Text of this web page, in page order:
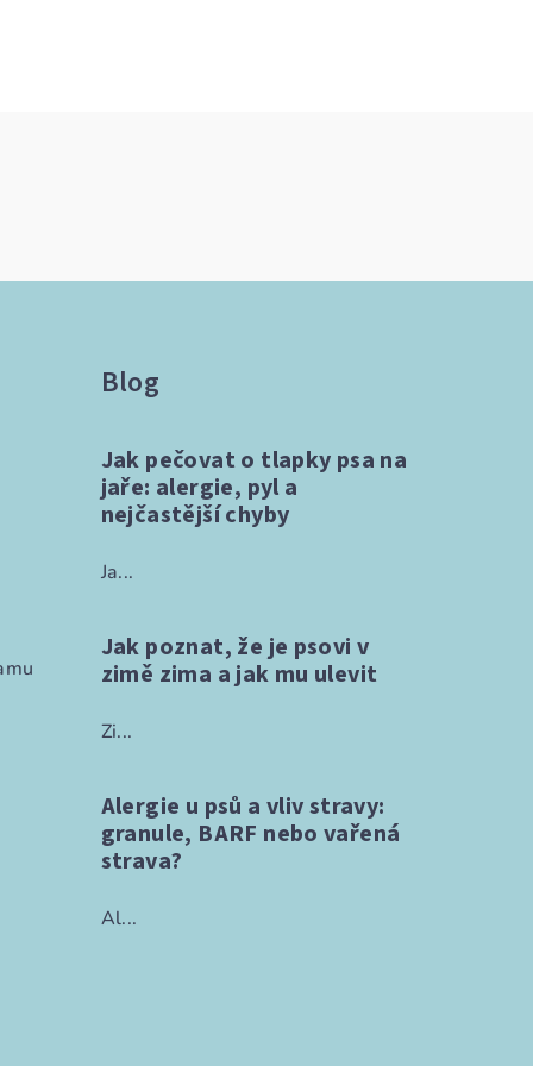
Blog
Jak pečovat o tlapky psa na
jaře: alergie, pyl a
nejčastější chyby
Ja...
Jak poznat, že je psovi v
zimě zima a jak mu ulevit
Zi...
Alergie u psů a vliv stravy:
granule, BARF nebo vařená
strava?
Al...